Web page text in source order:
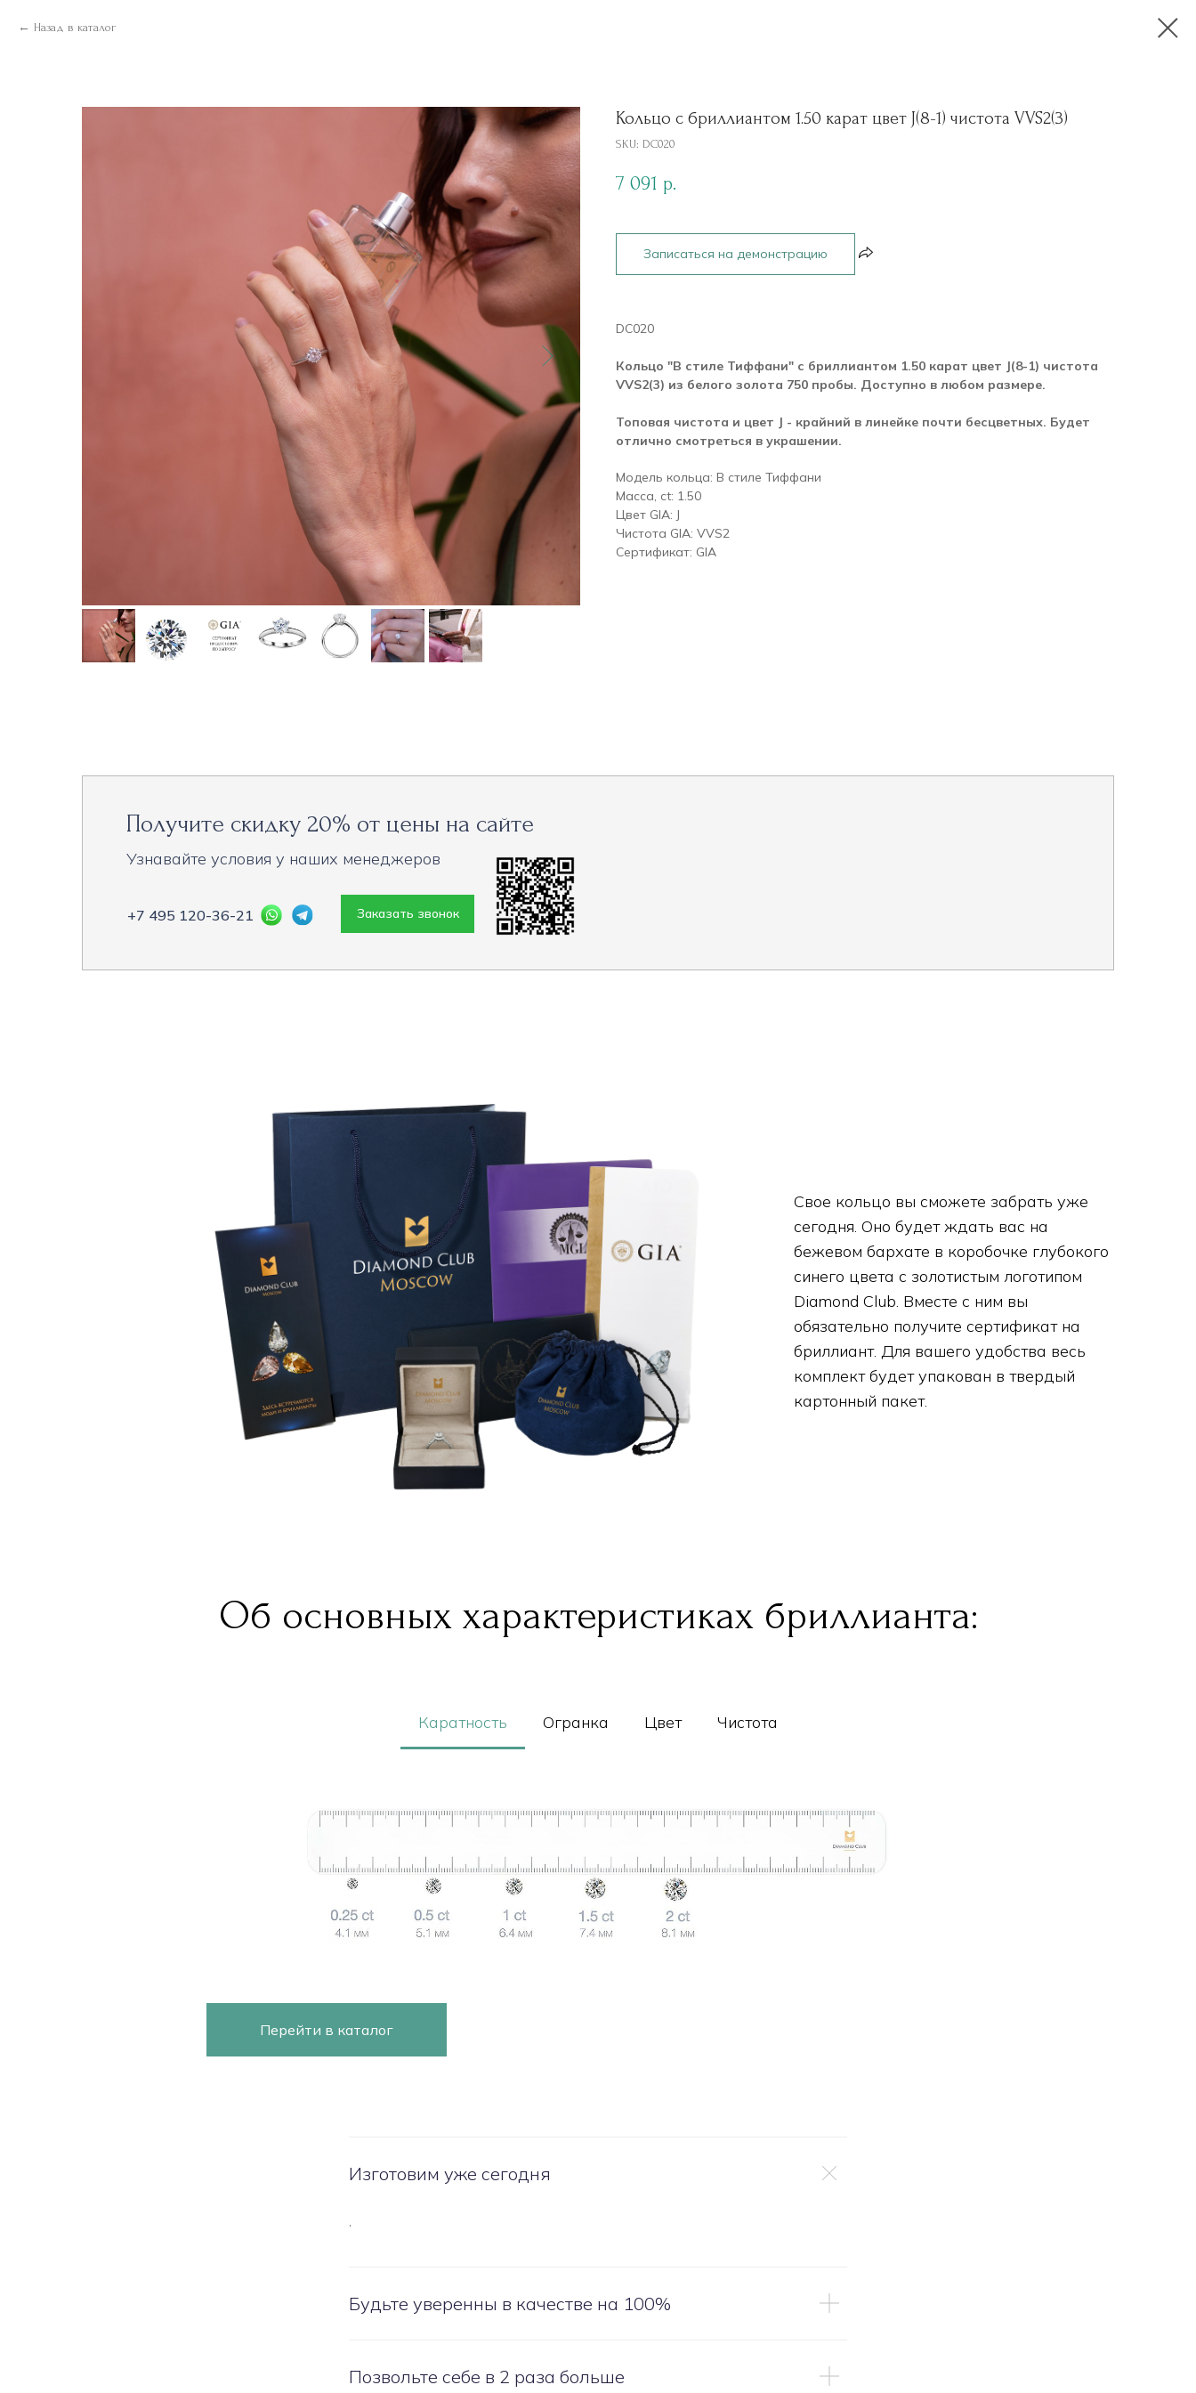
Назад в каталог
Кольцо с бриллиантом 1.50 карат цвет J(8-1) чистота VVS2(3)
SKU: DC020
7 091 р.
Записаться на демонстрацию
DC020
Кольцо "В стиле Тиффани" с бриллиантом 1.50 карат цвет J(8-1) чистота
VVS2(3) из белого золота 750 пробы. Доступно в любом размере.
Топовая чистота и цвет J - крайний в линейке почти бесцветных. Будет
отлично смотреться в украшении.
Модель кольца: В стиле Тиффани
Масса, ct: 1.50
Цвет GIA: J
Чистота GIA: VVS2
Сертификат: GIA
Получите скидку 20% от цены на сайте
Узнавайте условия у наших менеджеров
+7 495 120-36-21 Заказать звонок
Свое кольцо вы сможете забрать уже
сегодня. Оно будет ждать вас на
бежевом бархате в коробочке глубокого
синего цвета с золотистым логотипом
Diamond Club. Вместе с ним вы
обязательно получите сертификат на
бриллиант. Для вашего удобства весь
комплект будет упакован в твердый
картонный пакет.
Об основных характеристиках бриллианта:
Каратность Огранка Цвет Чистота
Перейти в каталог
Изготовим уже сегодня
Будьте уверенны в качестве на 100%
Позвольте себе в 2 раза больше